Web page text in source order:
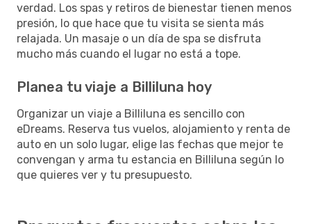
verdad. Los spas y retiros de bienestar tienen menos
presión, lo que hace que tu visita se sienta más
relajada. Un masaje o un día de spa se disfruta
mucho más cuando el lugar no está a tope.
Planea tu viaje a Billiluna hoy
Organizar un viaje a Billiluna es sencillo con
eDreams. Reserva tus vuelos, alojamiento y renta de
auto en un solo lugar, elige las fechas que mejor te
convengan y arma tu estancia en Billiluna según lo
que quieres ver y tu presupuesto.